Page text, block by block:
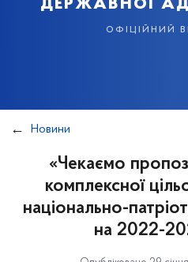
офіційний
Новини
«Чекаємо
комплексної
національно-
на 2022-